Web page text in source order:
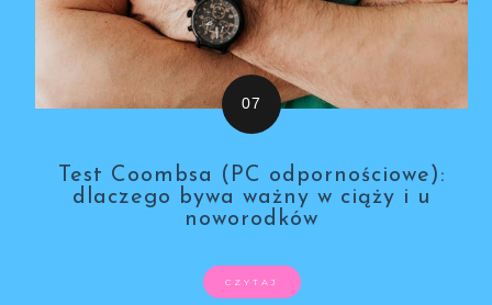
Test Coombsa (PC odpornościowe):
dlaczego bywa ważny w ciąży i u
noworodków
CZYTAJ